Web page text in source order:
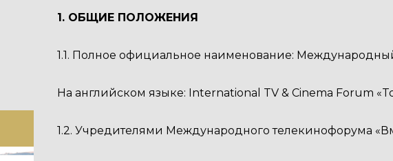
1. ОБЩИЕ ПОЛОЖЕНИЯ
1.1. Полное официальное наименование:
На английском языке: International TV & Cinema Forum
1.2. Учредителями Международного телекинофорума